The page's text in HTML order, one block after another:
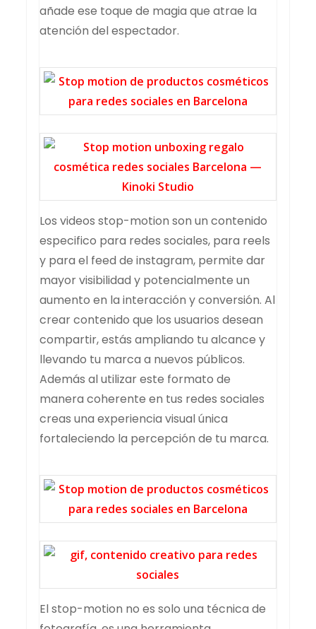
añade ese toque de magia que atrae la
atención del espectador.
Los videos stop-motion son un contenido
especifico para redes sociales, para reels
y para el feed de instagram, permite dar
mayor visibilidad y potencialmente un
aumento en la interacción y conversión. Al
crear contenido que los usuarios desean
compartir, estás ampliando tu alcance y
llevando tu marca a nuevos públicos.
Además al utilizar este formato de
manera coherente en tus redes sociales
creas una experiencia visual única
fortaleciendo la percepción de tu marca.
El stop-motion no es solo una técnica de